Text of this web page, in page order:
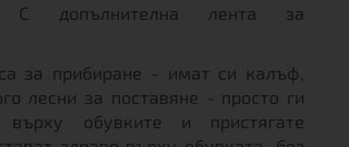
С допълнителна лента за
за прибиране - имат си калъф,
лесни за поставяне - просто ги
върху обувките и пристягате